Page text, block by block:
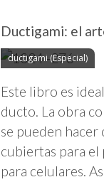
Ductigami: el
ductigami (Especial)
Este libro es
ducto. La obra
se pueden hacer
cubiertas para el
para celulares.